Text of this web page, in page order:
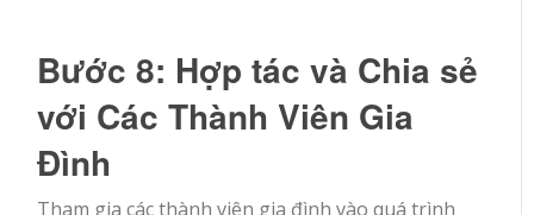
Bước 8: Hợp tác và Chia sẻ
với Các Thành Viên Gia
Đình
Tham gia các thành viên gia đình vào quá trình